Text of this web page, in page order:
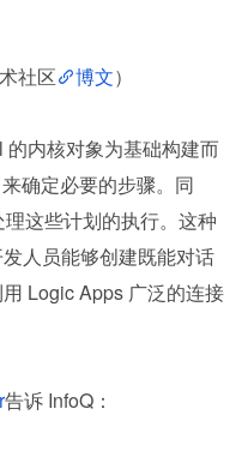
社区 博文）
内核对象为基础构建而
确定必要的步骤。同
这些计划的执行。这种
人员能够创建既能对话
Logic Apps 广泛的连接
告诉 InfoQ：